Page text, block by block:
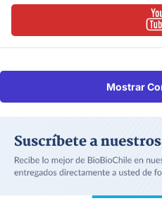
Mostrar